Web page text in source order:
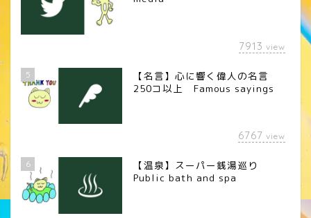
7913 view
5
【名言】心に響く偉人の名言
250コ以上 Famous sayings
6767 view
6
【温泉】スーパー銭湯巡り
Public bath and spa